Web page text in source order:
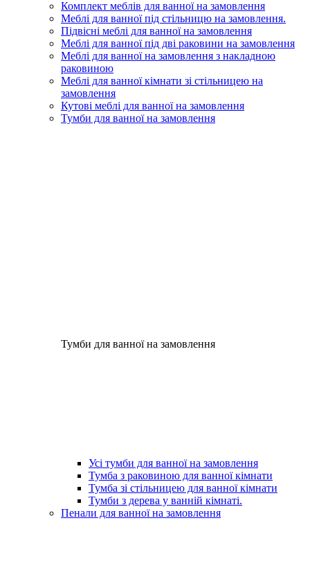
Комплект меблів для ванної на замовлення
Меблі для ванної під стільницю на замовлення.
Підвісні меблі для ванної на замовлення
Меблі для ванної під дві раковини на замовлення
Меблі для ванної на замовлення з накладною
раковиною
Меблі для ванної кімнати зі стільницею на
замовлення
Кутові меблі для ванної на замовлення
Тумби для ванної на замовлення
Тумби для ванної на замовлення
Усі тумби для ванної на замовлення
Тумба з раковиною для ванної кімнати
Тумба зі стільницею для ванної кімнати
Тумби з дерева у ванній кімнаті.
Пенали для ванної на замовлення